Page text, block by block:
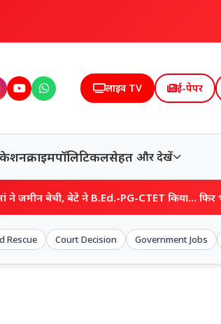
लाइव TV ई-पेपर
क्राइमपॉलिटिकलसेहत और देखें
PG-CTET किया… फिर भी नौकरी नहीं, राहुल
Rescue Court Decision Government Jobs